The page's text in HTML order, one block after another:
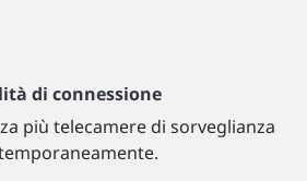
di connessione
più telecamere di sorveglianza